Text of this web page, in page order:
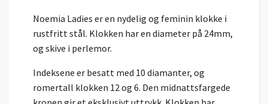
Noemia Ladies er en nydelig og feminin klokke i
rustfritt stål. Klokken har en diameter på 24mm,
og skive i perlemor.
Indeksene er besatt med 10 diamanter, og
romertall klokken 12 og 6. Den midnattsfargede